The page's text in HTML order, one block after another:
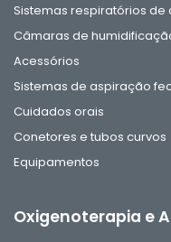
Sistemas respiratórios de
Câmaras de
Acessórios
Sistemas de aspiração
Cuidados orais
Conetores e tubos curvos
Equipamentos
Oxigenoterapia e